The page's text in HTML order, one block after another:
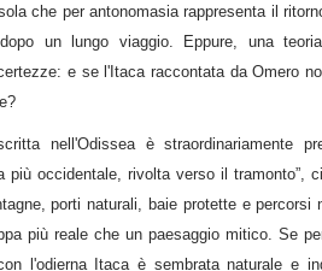
che per antonomasia rappresenta il
un lungo viaggio. Eppure, una
e se l'Itaca raccontata da Omero
nell'Odissea è straordinariamente
più occidentale, rivolta verso il tramonto”,
porti naturali, baie protette e percorsi
più reale che un paesaggio mitico. Se
l'odierna Itaca è sembrata naturale e